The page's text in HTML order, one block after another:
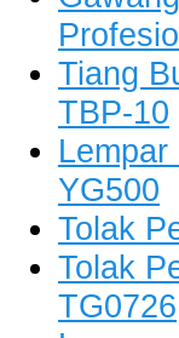
Tiang
TBP-10
YG500
Tolak
Tolak
TG0726